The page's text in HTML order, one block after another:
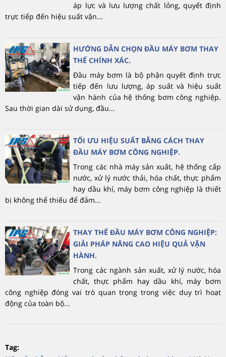
áp lực và lưu lượng chất lỏng, quyết định
trực tiếp đến hiệu suất vận...
HƯỚNG DẪN CHỌN ĐẦU MÁY BƠM THAY
THẾ CHÍNH XÁC.
Đầu máy bơm là bộ phận quyết định trực
tiếp đến lưu lượng, áp suất và hiệu suất
vận hành của hệ thống bơm công nghiệp.
Sau thời gian dài sử dụng, đầu...
TỐI ƯU HIỆU SUẤT BẰNG CÁCH THAY
ĐẦU MÁY BƠM CÔNG NGHIỆP.
Trong các nhà máy sản xuất, hệ thống cấp
nước, xử lý nước thải, hóa chất, thực phẩm
hay dầu khí, máy bơm công nghiệp là thiết
bị không thể thiếu để đảm...
THAY THẾ ĐẦU MÁY BƠM CÔNG NGHIỆP:
GIẢI PHÁP NÂNG CAO HIỆU QUẢ VẬN
HÀNH.
Trong các ngành sản xuất, xử lý nước, hóa
chất, thực phẩm hay dầu khí, máy bơm
công nghiệp đóng vai trò quan trọng trong việc duy trì hoạt
động của toàn bộ...
Tag: